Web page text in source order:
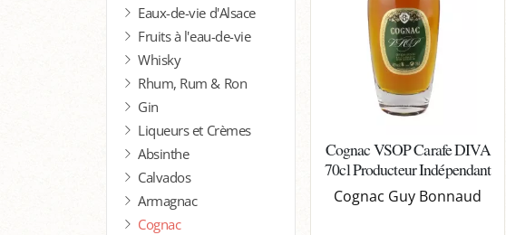
Eaux-de-vie d'Alsace
Fruits à l'eau-de-vie
Whisky
Rhum, Rum & Ron
Gin
Liqueurs et Crèmes
Absinthe
Calvados
Armagnac
Cognac
Cognac VSOP Carafe DIVA
70cl Producteur Indépendant
Cognac Guy Bonnaud